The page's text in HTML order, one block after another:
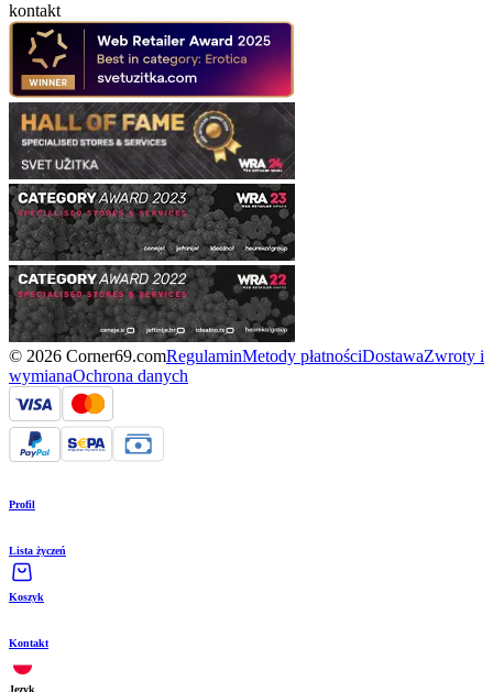
kontakt
© 2026 Corner69.comRegulaminMetody płatnościDostawaZwroty i
wymianaOchrona danych
Profil
Lista życzeń
Koszyk
Kontakt